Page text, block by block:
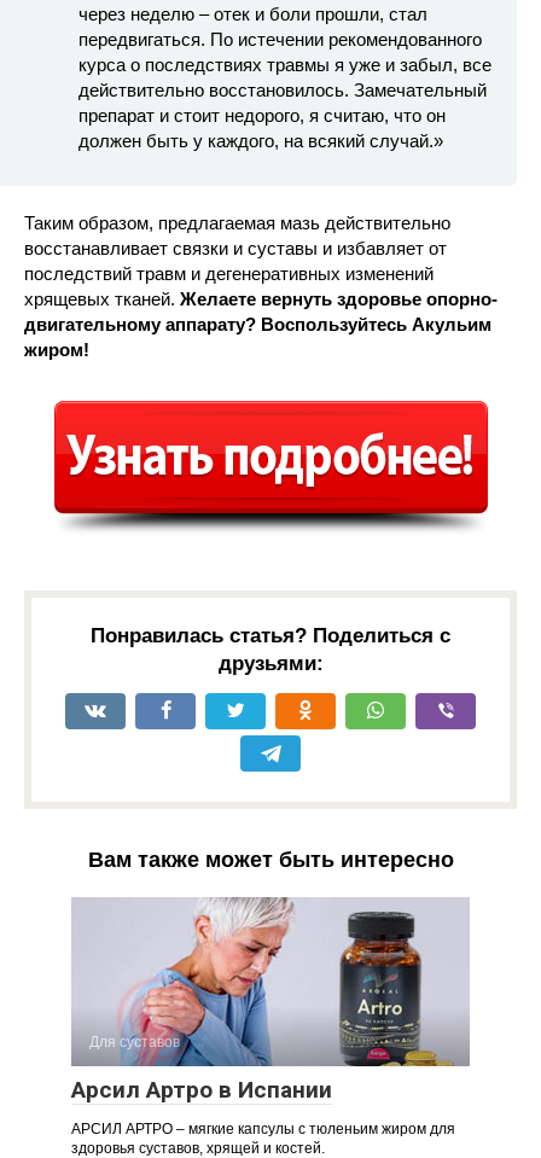
через неделю – отек и боли прошли, стал
передвигаться. По истечении рекомендованного
курса о последствиях травмы я уже и забыл, все
действительно восстановилось. Замечательный
препарат и стоит недорого, я считаю, что он
должен быть у каждого, на всякий случай.»
Таким образом, предлагаемая мазь действительно
восстанавливает связки и суставы и избавляет от
последствий травм и дегенеративных изменений
хрящевых тканей. Желаете вернуть здоровье опорно-
двигательному аппарату? Воспользуйтесь Акульим
жиром!
Понравилась статья? Поделиться с
друзьями:
Вам также может быть интересно
Для суставов
Арсил Артро в Испании
АРСИЛ АРТРО – мягкие капсулы с тюленьим жиром для
здоровья суставов, хрящей и костей.